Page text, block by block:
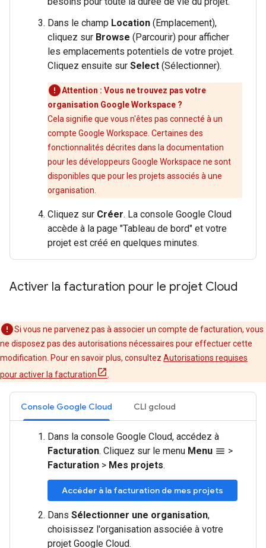
Dans le champ Location (Emplacement),
cliquez sur Browse (Parcourir) pour afficher
les emplacements potentiels de votre projet.
Cliquez ensuite sur Select (Sélectionner).
Attention : Vous ne trouvez pas votre
organisation Google Workspace ?
Cela signifie que vous n'êtes pas connecté à un
compte Google Workspace. Certaines des
fonctionnalités décrites dans la documentation
pour les développeurs Google Workspace ne sont
disponibles que pour les projets associés à une
organisation.
Cliquez sur Créer. La console Google Cloud
accède à la page "Tableau de bord" et votre
projet est créé en quelques minutes.
Activer la facturation pour le projet Cloud
Si vous ne parvenez pas à associer un compte de facturation, vous
ne disposez pas des autorisations nécessaires pour effectuer cette
modification. Pour en savoir plus, consultez Autorisations requises
pour activer la facturation
Console Google Cloud CLI gcloud
Dans la console Google Cloud, accédez à
Facturation. Cliquez sur le menu Menu menu >
Facturation > Mes projets.
Accéder à la facturation de mes projets
Dans Sélectionner une organisation,
choisissez l'organisation associée à votre
projet Google Cloud.